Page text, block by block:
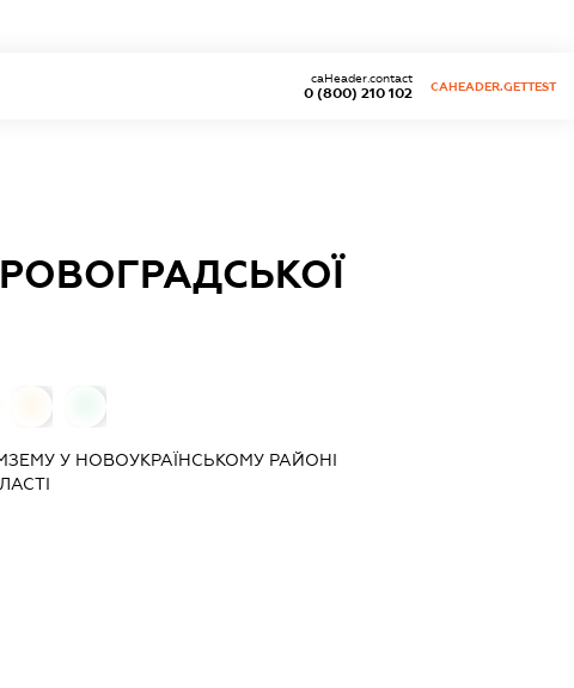
0 (800) 210 102
caHeader.contact
CAHEADER.GETTEST
У НОВОУКРАЇНСЬКОМУ РАЙОНІ